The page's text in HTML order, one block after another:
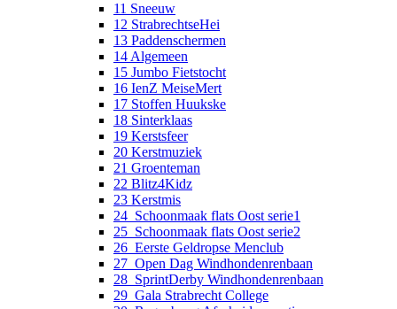
11 Sneeuw
12 StrabrechtseHei
13 Paddenschermen
14 Algemeen
15 Jumbo Fietstocht
16 IenZ MeiseMert
17 Stoffen Huukske
18 Sinterklaas
19 Kerstsfeer
20 Kerstmuziek
21 Groenteman
22 Blitz4Kidz
23 Kerstmis
24_Schoonmaak flats Oost serie1
25_Schoonmaak flats Oost serie2
26_Eerste Geldropse Menclub
27_Open Dag Windhondenrenbaan
28_SprintDerby Windhondenrenbaan
29_Gala Strabrecht College